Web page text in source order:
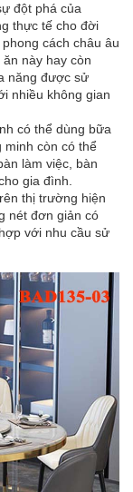
đột phá của
thực tế cho đời
cách châu âu
này hay còn
năng được sử
nhiều không gian
có thể dùng bữa
minh còn có thể
làm việc, bàn
gia đình.
thị trường hiện
nét đơn giản có
với nhu cầu sử